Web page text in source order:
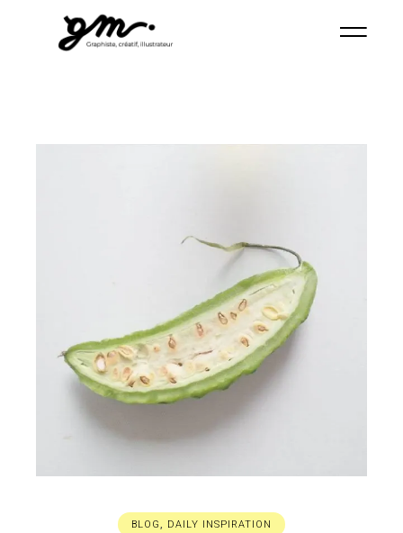
BLOG, DAILY INSPIRATION